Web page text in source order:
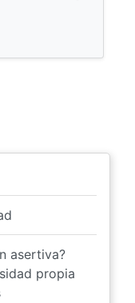
asertiva?
propia